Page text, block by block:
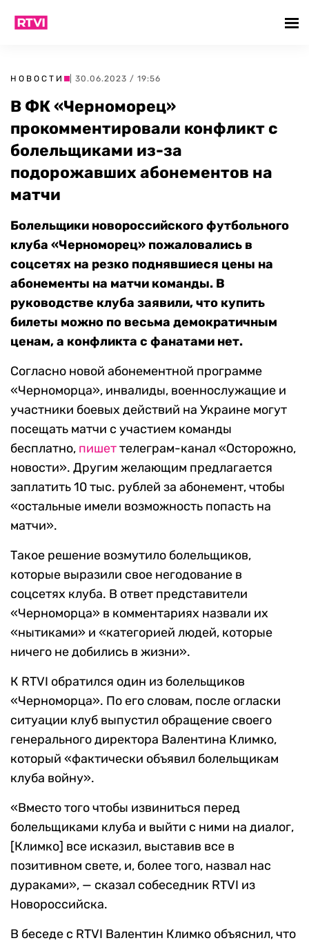
НОВОСТИ | 30.06.2023 / 19:56
В ФК «Черноморец»
прокомментировали конфликт с
болельщиками из-за
подорожавших абонементов на
матчи
Болельщики новороссийского футбольного
клуба «Черноморец» пожаловались в
соцсетях на резко поднявшиеся цены на
абонементы на матчи команды. В
руководстве клуба заявили, что купить
билеты можно по весьма демократичным
ценам, а конфликта с фанатами нет.
Согласно новой абонементной программе
«Черноморца», инвалиды, военнослужащие и
участники боевых действий на Украине могут
посещать матчи с участием команды
бесплатно, пишеттелеграм-канал «Осторожно,
новости». Другим желающим предлагается
заплатить 10 тыс. рублей за абонемент, чтобы
«остальные имели возможность попасть на
матчи».
Такое решение возмутило болельщиков,
которые выразили свое негодование в
соцсетях клуба. В ответ представители
«Черноморца» в комментариях назвали их
«нытиками» и «категорией людей, которые
ничего не добились в жизни».
К RTVI обратился один из болельщиков
«Черноморца». По его словам, после огласки
ситуации клуб выпустил обращение своего
генерального директора Валентина Климко,
который «фактически объявил болельщикам
клуба войну».
«Вместо того чтобы извиниться перед
болельщиками клуба и выйти с ними на диалог,
[Климко] все исказил, выставив все в
позитивном свете, и, более того, назвал нас
дураками», — сказал собеседник RTVI из
Новороссийска.
В беседе с RTVI Валентин Климко объяснил, что